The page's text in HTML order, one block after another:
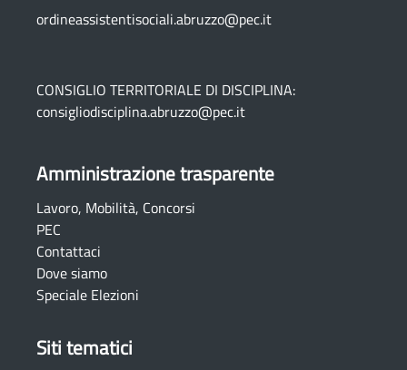
ordineassistentisociali.abruzzo@pec.it
CONSIGLIO TERRITORIALE DI DISCIPLINA:
consigliodisciplina.abruzzo@pec.it
Amministrazione trasparente
Lavoro, Mobilità, Concorsi
PEC
Contattaci
Dove siamo
Speciale Elezioni
Siti tematici